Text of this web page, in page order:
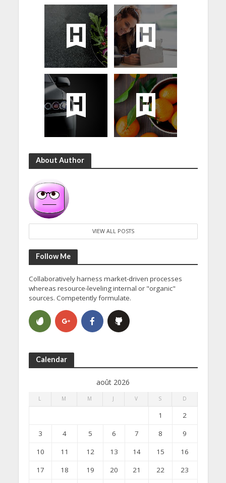
About Author
VIEW ALL POSTS
Follow Me
Collaboratively harness market-driven processes
whereas resource-leveling internal or "organic"
sources. Competently formulate.
Calendar
août 2026
L M M J V S D
1
2
3
4 5 6 7 8
9
10
11 12 13 14 15
16
17
18 19 20 21 22
23